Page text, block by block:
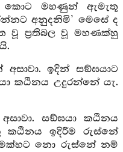
කොට මහණුන් ඇමැතූ
අනුදනිමි’ මෙසේ ද
වූ ප්‍රතිබල වූ මහණක්හු
ඉදින් සඞ්ඝයාට
කඨිනය උදුරන්නේ යැ.
සඞ්ඝයා කඨිනය
කඨිනය ඉදිරීම රුස්නේ
නො රුස්නේ නම්